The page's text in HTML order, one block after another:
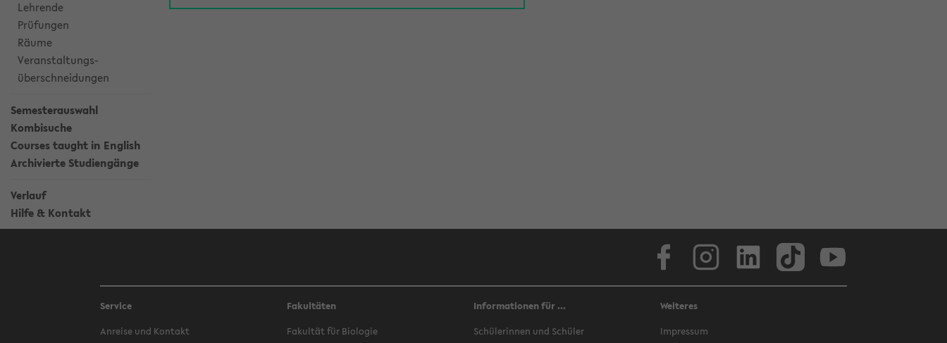
Lehrende
Prüfungen
Räume
Veranstaltungs-
überschneidungen
Semesterauswahl
Kombisuche
Courses taught in English
Archivierte Studiengänge
Verlauf
Hilfe & Kontakt
Service
Anreise und Kontakt
Fakultäten
Fakultät für Biologie
Informationen für ...
Schülerinnen und Schüler
Weiteres
Impressum